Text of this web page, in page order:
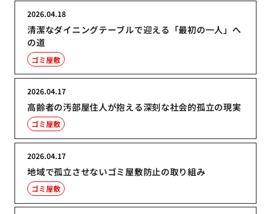
清潔なダイニングテーブルで迎える「最初の一人」へ
の道
2026.04.18
ゴミ屋敷
高齢者の汚部屋住人が抱える深刻な社会的孤立の現実
2026.04.17
ゴミ屋敷
地域で孤立させないゴミ屋敷防止の取り組み
2026.04.17
ゴミ屋敷